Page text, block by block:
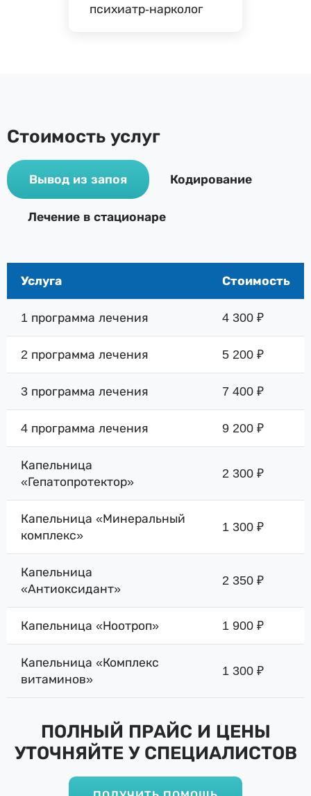
психиатр-нарколог
Стоимость услуг
Вывод из запоя Кодирование
Лечение в стационаре
Услуга Стоимость
1 программа лечения 4 300 ₽
2 программа лечения 5 200 ₽
3 программа лечения 7 400 ₽
4 программа лечения 9 200 ₽
Капельница
«Гепатопротектор»
2 300 ₽
Капельница «Минеральный
комплекс»
1 300 ₽
Капельница
«Антиоксидант»
2 350 ₽
Капельница «Ноотроп» 1 900 ₽
Капельница «Комплекс
витаминов»
1 300 ₽
ПОЛНЫЙ ПРАЙС И ЦЕНЫ
УТОЧНЯЙТЕ У СПЕЦИАЛИСТОВ